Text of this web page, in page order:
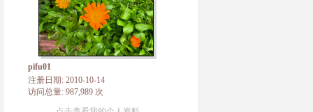
pifu01
注册日期: 2010-10-14
访问总量: 987,989 次